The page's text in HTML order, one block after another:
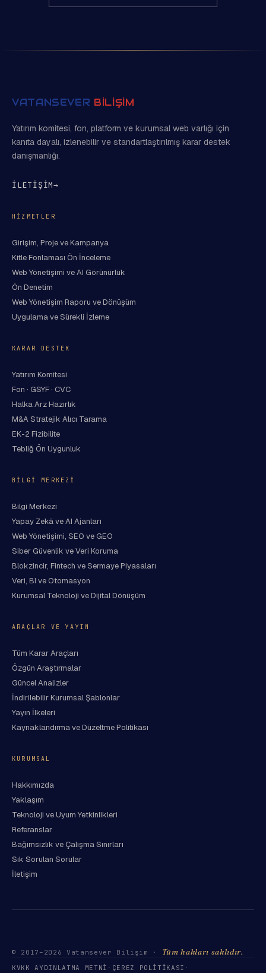
VATANSEVER BİLİŞİM
Yatırım komitesi, fon, platform ve kurumsal web varlığı için
kanıta dayalı, izlenebilir ve standartlaştırılmış karar destek
danışmanlığı.
İLETİŞİM→
HIZMETLER
Girişim, Proje ve Kampanya
Kitle Fonlaması Ön İnceleme
Web Yönetişimi ve AI Görünürlük
Ön Denetim
Web Yönetişim Raporu ve Dönüşüm
Uygulama ve Sürekli İzleme
KARAR DESTEK
Yatırım Komitesi
Fon · GSYF · CVC
Halka Arz Hazırlık
M&A Stratejik Alıcı Tarama
EK-2 Fizibilite
Tebliğ Ön Uygunluk
BILGI MERKEZI
Bilgi Merkezi
Yapay Zekâ ve AI Ajanları
Web Yönetişimi, SEO ve GEO
Siber Güvenlik ve Veri Koruma
Blokzincir, Fintech ve Sermaye Piyasaları
Veri, BI ve Otomasyon
Kurumsal Teknoloji ve Dijital Dönüşüm
ARAÇLAR VE YAYIN
Tüm Karar Araçları
Özgün Araştırmalar
Güncel Analizler
İndirilebilir Kurumsal Şablonlar
Yayın İlkeleri
Kaynaklandırma ve Düzeltme Politikası
KURUMSAL
Hakkımızda
Yaklaşım
Teknoloji ve Uyum Yetkinlikleri
Referanslar
Bağımsızlık ve Çalışma Sınırları
Sık Sorulan Sorular
İletişim
© 2017– 2026 Vatansever Bilişim · Tüm hakları saklıdır.
KVKK AYDINLATMA METNI · ÇEREZ POLITIKASI ·